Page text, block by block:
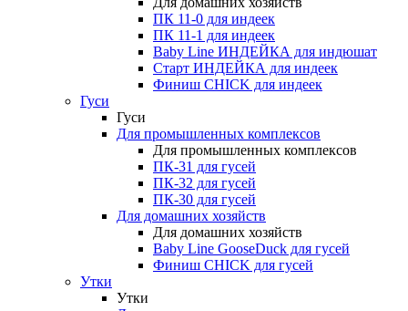
ПК 11-0 для индеек
ПК 11-1 для индеек
Baby Line ИНДЕЙКА для индюшат
Старт ИНДЕЙКА для индеек
Финиш CHICK для индеек
Гуси
Гуси
Для промышленных комплексов
Для промышленных комплексов
ПК-31 для гусей
ПК-32 для гусей
ПК-30 для гусей
Для домашних хозяйств
Для домашних хозяйств
Baby Line GooseDuck для гусей
Финиш CHICK для гусей
Утки
Утки